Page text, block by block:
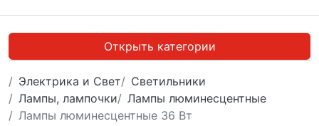
Открыть категории
Электрика и Свет
Светильники
Лампы, лампочки
Лампы люминесцентные
Лампы люминесцентные 36 Вт